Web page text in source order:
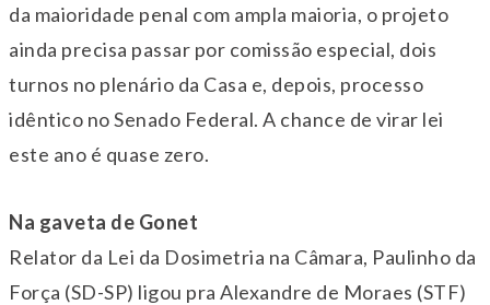
da maioridade penal com ampla maioria, o projeto
ainda precisa passar por comissão especial, dois
turnos no plenário da Casa e, depois, processo
idêntico no Senado Federal. A chance de virar lei
este ano é quase zero.
Na gaveta de Gonet
Relator da Lei da Dosimetria na Câmara, Paulinho da
Força (SD-SP) ligou pra Alexandre de Moraes (STF)